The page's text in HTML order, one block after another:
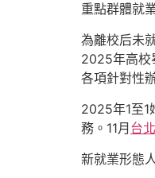
重點群體就
為離校后未
2025年高校
各項針對性
2025年1至1
務。11月 台
新就業形態